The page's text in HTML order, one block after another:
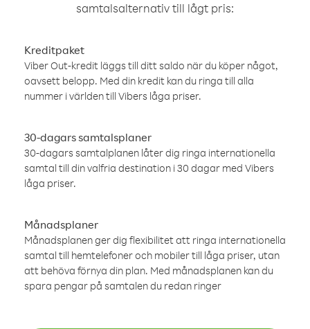
samtalsalternativ till lågt pris:
Kreditpaket
Viber Out-kredit läggs till ditt saldo när du köper något,
oavsett belopp. Med din kredit kan du ringa till alla
nummer i världen till Vibers låga priser.
30-dagars samtalsplaner
30-dagars samtalplanen låter dig ringa internationella
samtal till din valfria destination i 30 dagar med Vibers
låga priser.
Månadsplaner
Månadsplanen ger dig flexibilitet att ringa internationella
samtal till hemtelefoner och mobiler till låga priser, utan
att behöva förnya din plan. Med månadsplanen kan du
spara pengar på samtalen du redan ringer